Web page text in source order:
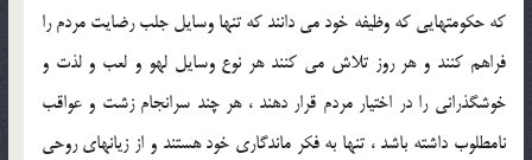
كه حكومتهايي كه وظيفه خود مي دانند كه تنها وسايل جلب رضايت مردم را
فراهم كنند و هر روز تلاش مي كنند هر نوع وسايل لهو و لعب و لذت و
خوشگذراني را در اختيار مردم قرار دهند ، هر چند سرانجام زشت و عواقب
نامطلوب داشته باشد ، تنها به فكر ماندگاري خود هستند و از زيانهاي روحي